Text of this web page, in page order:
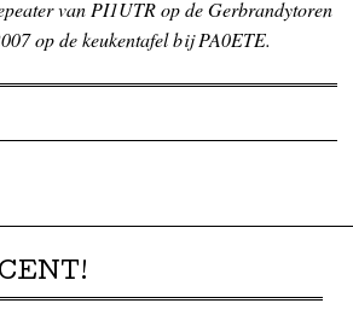
van PI1UTR op de Gerbrandytoren
op de keukentafel bij PA0ETE.